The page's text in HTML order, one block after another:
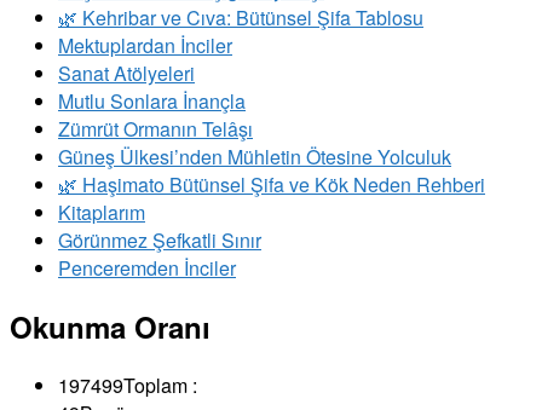
​🌿 Kehribar ve Cıva: Bütünsel Şifa Tablosu
Mektuplardan İnciler
Sanat Atölyeleri
Mutlu Sonlara İnançla
Zümrüt Ormanın Telâşı
Güneş Ülkesi’nden Mühletin Ötesine Yolculuk
🌿 Haşimato Bütünsel Şifa ve Kök Neden Rehberi
Kitaplarım
Görünmez Şefkatli Sınır
Penceremden İnciler
Okunma Oranı
197499Toplam :